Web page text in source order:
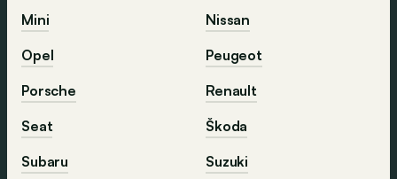
Mini
Nissan
Opel
Peugeot
Porsche
Renault
Seat
Škoda
Subaru
Suzuki